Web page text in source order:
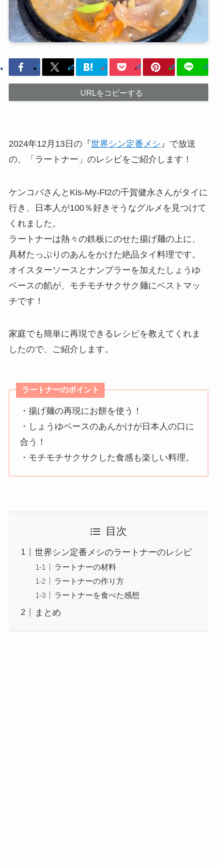
URLをコピーする
2024年12月13日の『世界シン定番メシ 』で放送
の、「ラートナー」のレシピをご紹介します！
ケンコバさんとKis-My-Ft2の千賀健永さんがタイに
行き、日本人が100％好きそうなグルメを見つけて
くれました。
ラートナーは熱々の鉄板にのせた揚げ麺の上に、
具材たっぷりのあんをかけた絶品タイ料理です。
オイスターソースとナンプラーを加えたしょうゆ
ベースの餡が、モチモチサクサク麺にベストマッ
チです！
家庭でも簡単に再現できるレシピを教えてくれま
したので、ご紹介します。
ラートナーのポイント
・揚げ麺の再現にお餅を使う！
・しょうゆベースのあんかけが日本人の口に
合う！
・モチモチサクサクした食感も楽しい料理。
目次
世界シン定番メシのラートナーのレシピ
ラートナーの材料
ラートナーの作り方
ラートナーを食べた感想
まとめ